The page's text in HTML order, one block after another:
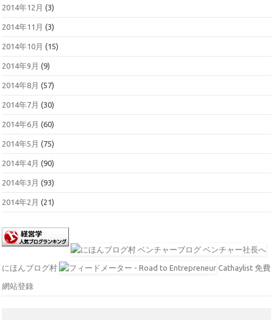
2014年12月 (3)
2014年11月 (3)
2014年10月 (15)
2014年9月 (9)
2014年8月 (57)
2014年7月 (30)
2014年6月 (60)
2014年5月 (75)
2014年4月 (90)
2014年3月 (93)
2014年2月 (21)
にほんブログ村 Cathaylist 免費
網站登錄